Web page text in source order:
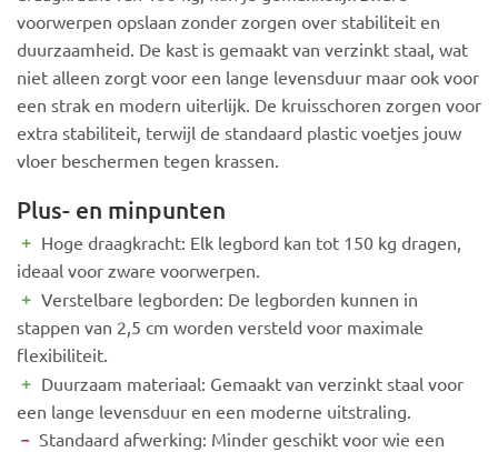
voorwerpen opslaan zonder zorgen over stabiliteit en
duurzaamheid. De kast is gemaakt van verzinkt staal, wat
niet alleen zorgt voor een lange levensduur maar ook voor
een strak en modern uiterlijk. De kruisschoren zorgen voor
extra stabiliteit, terwijl de standaard plastic voetjes jouw
vloer beschermen tegen krassen.
Plus- en minpunten
﹢ Hoge draagkracht: Elk legbord kan tot 150 kg dragen,
ideaal voor zware voorwerpen.
﹢ Verstelbare legborden: De legborden kunnen in
stappen van 2,5 cm worden versteld voor maximale
flexibiliteit.
﹢ Duurzaam materiaal: Gemaakt van verzinkt staal voor
een lange levensduur en een moderne uitstraling.
﹣ Standaard afwerking: Minder geschikt voor wie een